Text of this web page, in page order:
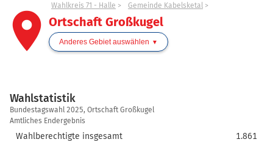
place
Wahlkreis 71 - Halle Gemeinde Kabelsketal
Ortschaft Großkugel
Anderes Gebiet auswählen
Wahlstatistik
Wahlstatistik
Bundestagswahl 2025, Ortschaft Großkugel
Amtliches Endergebnis
Wahlberechtigte insgesamt 1.861